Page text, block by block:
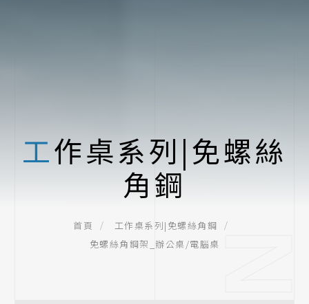
工作桌系列|免螺絲
角鋼
首頁
工作桌系列|免螺絲角鋼
免螺絲角鋼架_辦公桌/電腦桌